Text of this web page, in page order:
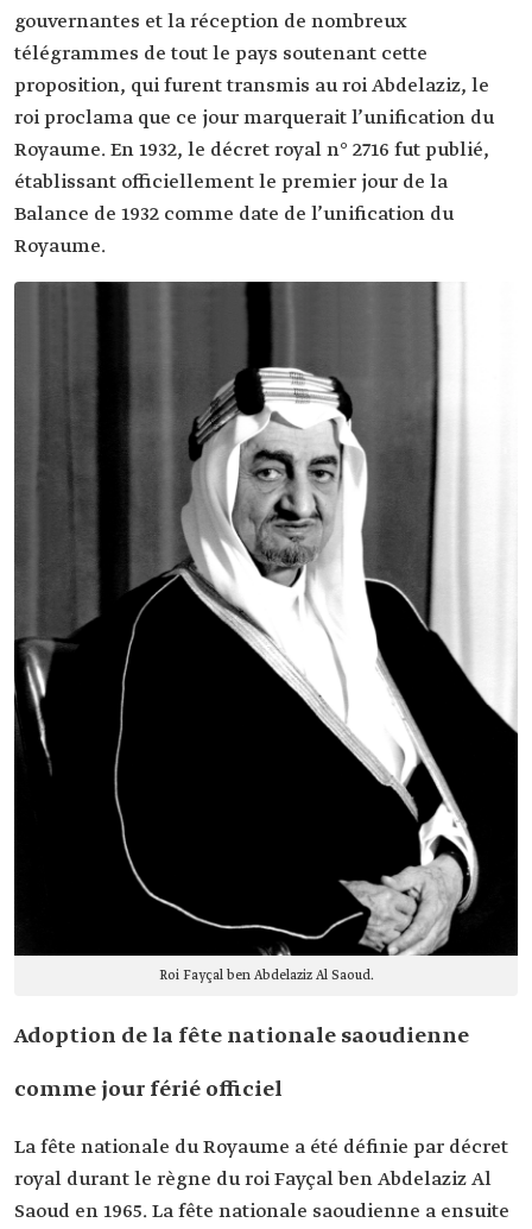
gouvernantes et la réception de nombreux
télégrammes de tout le pays soutenant cette
proposition, qui furent transmis au roi Abdelaziz, le
roi proclama que ce jour marquerait l’unification du
Royaume. En 1932, le décret royal n° 2716 fut publié,
établissant officiellement le premier jour de la
Balance de 1932 comme date de l’unification du
Royaume.
Roi Fayçal ben Abdelaziz Al Saoud.
Adoption de la fête nationale saoudienne
comme jour férié officiel
La fête nationale du Royaume a été définie par décret
royal durant le règne du roi Fayçal ben Abdelaziz Al
Saoud en 1965. La fête nationale saoudienne a ensuite